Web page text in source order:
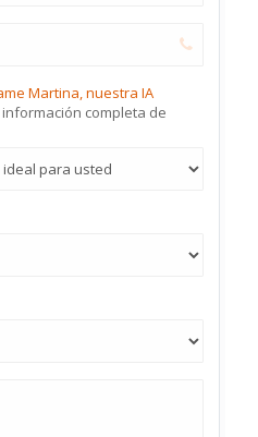
Martina, nuestra IA
completa de